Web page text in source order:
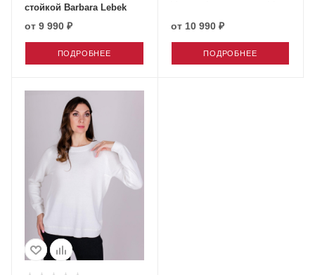
стойкой Barbara Lebek
от 9 990 ₽
ПОДРОБНЕЕ
от 10 990 ₽
ПОДРОБНЕЕ